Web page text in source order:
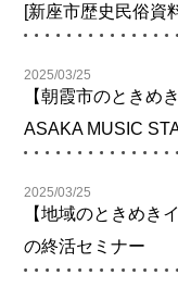
[新座市歴史民俗資
2025/03/25
【朝霞市のときめ
ASAKA MUSIC
2025/03/25
【地域のときめき
の終活セミナー